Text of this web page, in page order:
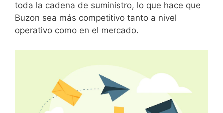
toda la cadena de suministro, lo que hace que
Buzon sea más competitivo tanto a nivel
operativo como en el mercado.